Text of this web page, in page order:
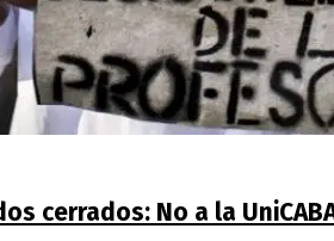
cerrados: No a la